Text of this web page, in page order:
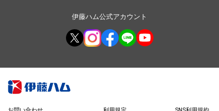
伊藤ハム公式アカウント